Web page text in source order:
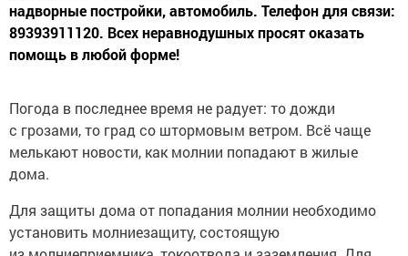
надворные постройки, автомобиль. Телефон для связи:
89393911120. Всех неравнодушных просят оказать
помощь в любой форме!
Погода в последнее время не радует: то дожди
с грозами, то град со штормовым ветром. Всё чаще
мелькают новости, как молнии попадают в жилые
дома.
Для защиты дома от попадания молнии необходимо
установить молниезащиту, состоящую